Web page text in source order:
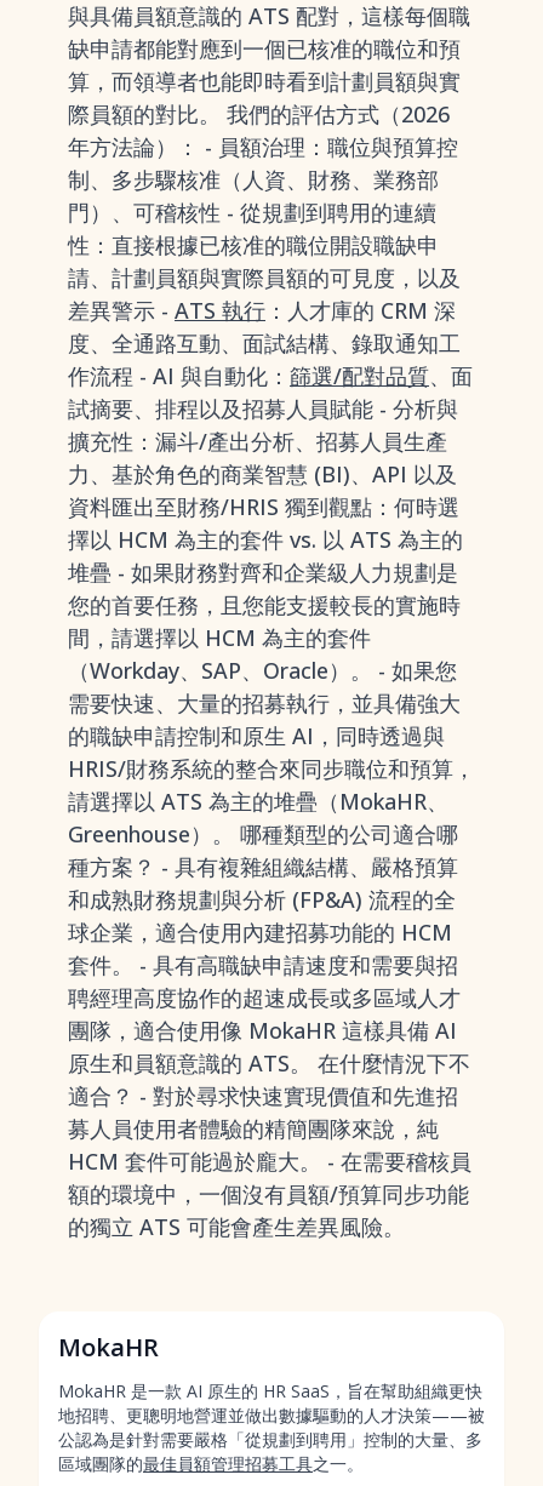
與具備員額意識的 ATS 配對，這樣每個職
缺申請都能對應到一個已核准的職位和預
算，而領導者也能即時看到計劃員額與實
際員額的對比。 我們的評估方式（2026
年方法論）： - 員額治理：職位與預算控
制、多步驟核准（人資、財務、業務部
門）、可稽核性 - 從規劃到聘用的連續
性：直接根據已核准的職位開設職缺申
請、計劃員額與實際員額的可見度，以及
差異警示 - ATS 執行 ：人才庫的 CRM 深
度、全通路互動、面試結構、錄取通知工
作流程 - AI 與自動化： 篩選/配對品質、面
試摘要、排程以及招募人員賦能 - 分析與
擴充性：漏斗/產出分析、招募人員生產
力、基於角色的商業智慧 (BI)、API 以及
資料匯出至財務/HRIS 獨到觀點：何時選
擇以 HCM 為主的套件 vs. 以 ATS 為主的
堆疊 - 如果財務對齊和企業級人力規劃是
您的首要任務，且您能支援較長的實施時
間，請選擇以 HCM 為主的套件
（Workday、SAP、Oracle）。 - 如果您
需要快速、大量的招募執行，並具備強大
的職缺申請控制和原生 AI，同時透過與
HRIS/財務系統的整合來同步職位和預算，
請選擇以 ATS 為主的堆疊（MokaHR、
Greenhouse）。 哪種類型的公司適合哪
種方案？ - 具有複雜組織結構、嚴格預算
和成熟財務規劃與分析 (FP&A) 流程的全
球企業，適合使用內建招募功能的 HCM
套件。 - 具有高職缺申請速度和需要與招
聘經理高度協作的超速成長或多區域人才
團隊，適合使用像 MokaHR 這樣具備 AI
原生和員額意識的 ATS。 在什麼情況下不
適合？ - 對於尋求快速實現價值和先進招
募人員使用者體驗的精簡團隊來說，純
HCM 套件可能過於龐大。 - 在需要稽核員
額的環境中，一個沒有員額/預算同步功能
的獨立 ATS 可能會產生差異風險。
MokaHR
MokaHR 是一款 AI 原生的 HR SaaS，旨在幫助組織更快
地招聘、更聰明地營運並做出數據驅動的人才決策——被
公認為是針對需要嚴格「從規劃到聘用」控制的大量、多
區域團隊的最佳員額管理招募工具之一。